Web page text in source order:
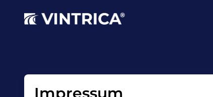
Impressum